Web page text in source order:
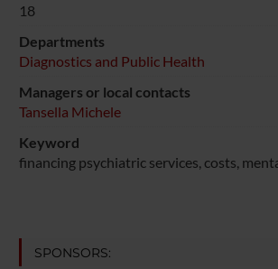
18
Departments
Diagnostics and Public Health
Managers or local contacts
Tansella Michele
Keyword
financing psychiatric services, costs,
SPONSORS: